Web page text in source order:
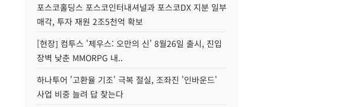
포스코홀딩스 포스코인터내셔널과 포스코DX 지분 일부
매각, 투자 재원 2조5천억 확보
[현장] 컴투스 '제우스: 오만의 신' 8월26일 출시, 진입
장벽 낮춘 MMORPG 내..
하나투어 '고환율 기조' 극복 절실, 조좌진 '인바운드'
사업 비중 늘려 답 찾는다